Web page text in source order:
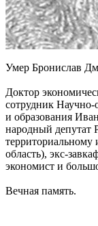
Умер Бронислав
Доктор
сотрудник Научно-
и образования
народный
территориальному
область), экс-
экономист и
Вечная память.